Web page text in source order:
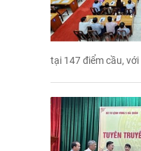
tại 147 điểm cầu,